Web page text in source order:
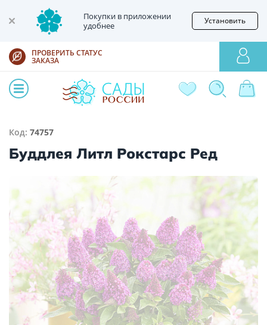
Покупки в приложении
удобнее
Установить
ПРОВЕРИТЬ СТАТУС
ЗАКАЗА
Код: 74757
Буддлея Литл Рокстарс Ред